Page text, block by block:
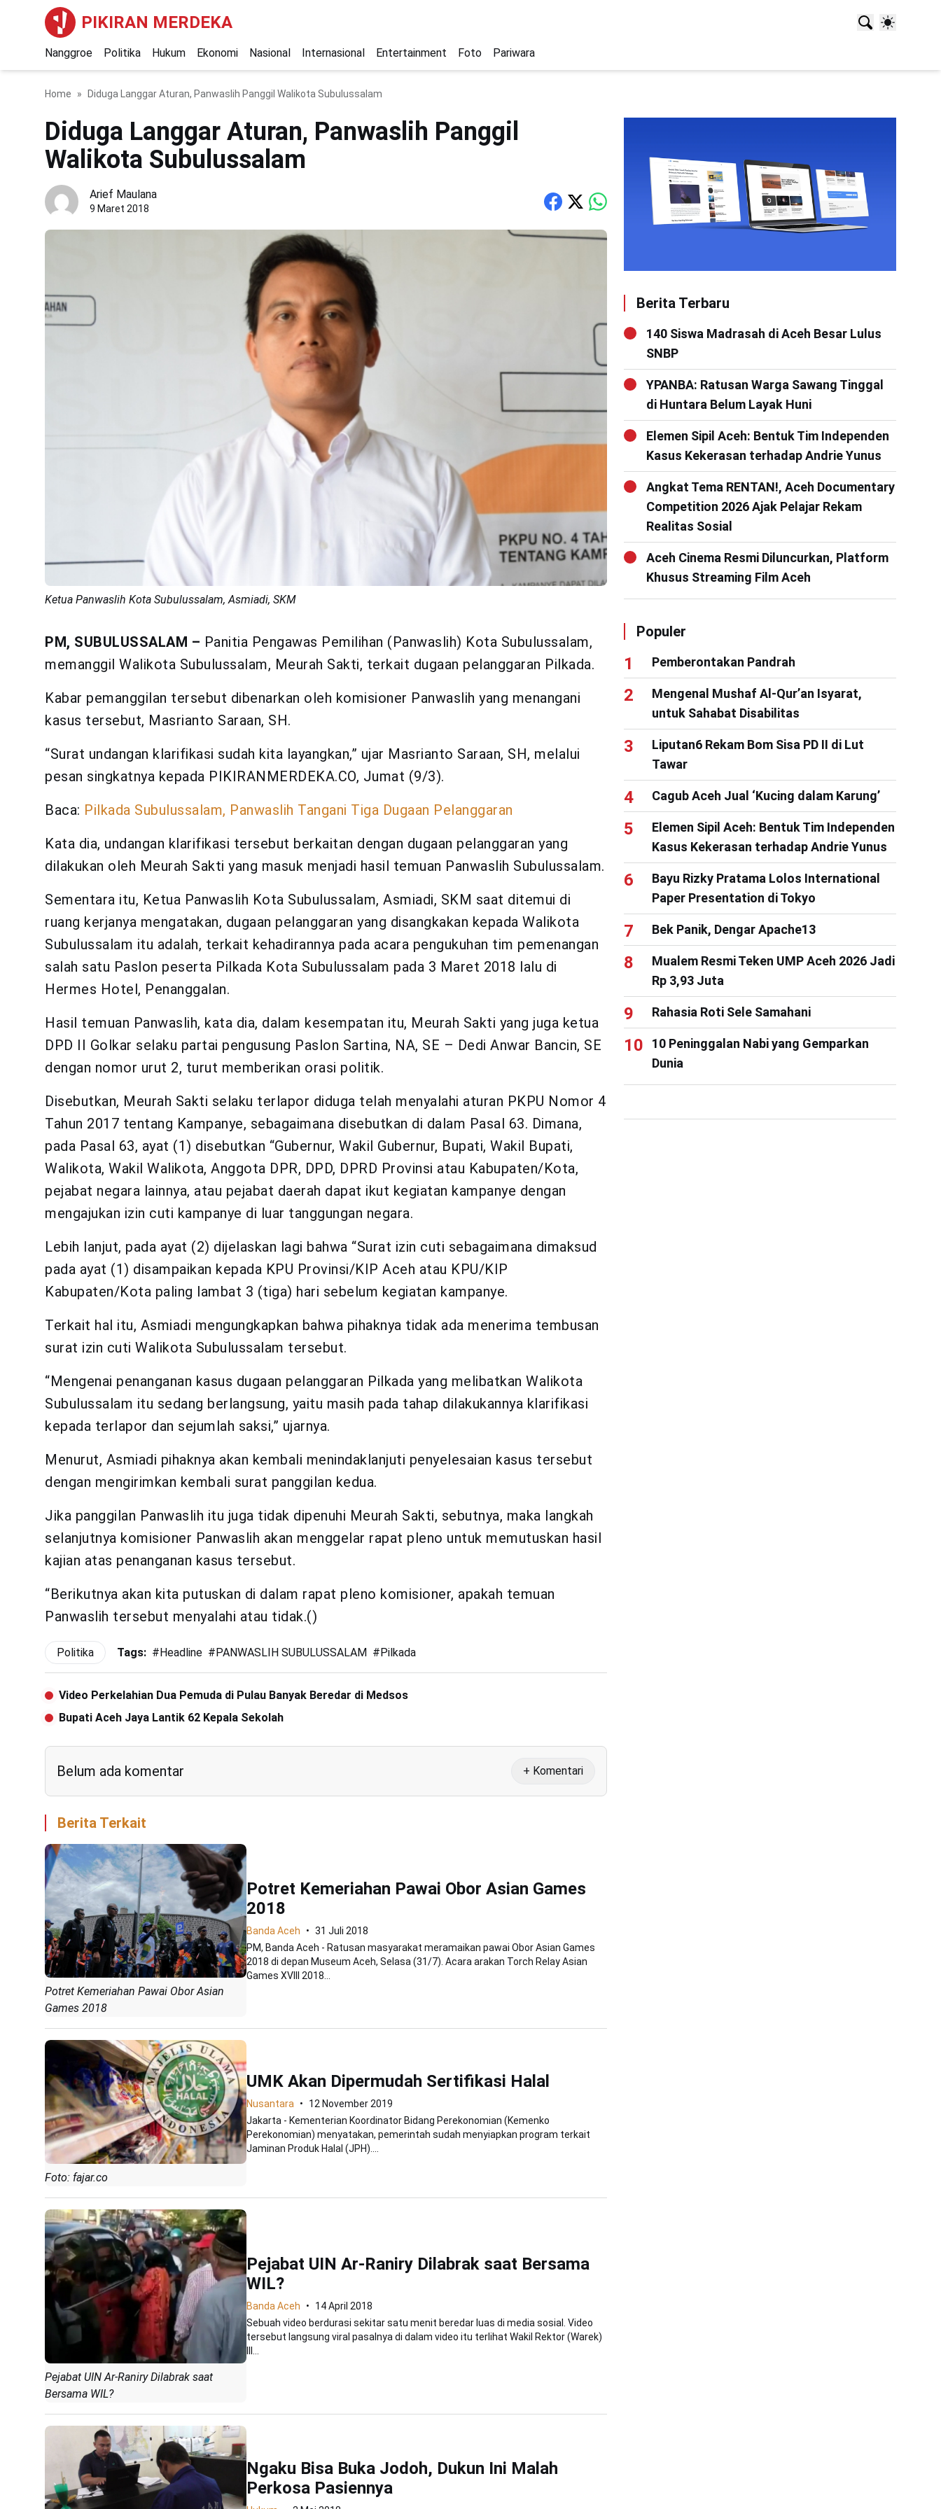
PIKIRAN MERDEKA
Nanggroe Politika Hukum Ekonomi Nasional Internasional Entertainment Foto Pariwara
Home Diduga Langgar Aturan, Panwaslih Panggil Walikota Subulussalam
Diduga Langgar Aturan, Panwaslih Panggil
Walikota Subulussalam
Arief Maulana
9 Maret 2018
Ketua Panwaslih Kota Subulussalam, Asmiadi, SKM
PM, SUBULUSSALAM – Panitia Pengawas Pemilihan (Panwaslih) Kota Subulussalam,
memanggil Walikota Subulussalam, Meurah Sakti, terkait dugaan pelanggaran Pilkada.
Kabar pemanggilan tersebut dibenarkan oleh komisioner Panwaslih yang menangani
kasus tersebut, Masrianto Saraan, SH.
“Surat undangan klarifikasi sudah kita layangkan,” ujar Masrianto Saraan, SH, melalui
pesan singkatnya kepada PIKIRANMERDEKA.CO, Jumat (9/3).
Baca: Pilkada Subulussalam, Panwaslih Tangani Tiga Dugaan Pelanggaran
Kata dia, undangan klarifikasi tersebut berkaitan dengan dugaan pelanggaran yang
dilakukan oleh Meurah Sakti yang masuk menjadi hasil temuan Panwaslih Subulussalam.
Sementara itu, Ketua Panwaslih Kota Subulussalam, Asmiadi, SKM saat ditemui di
ruang kerjanya mengatakan, dugaan pelanggaran yang disangkakan kepada Walikota
Subulussalam itu adalah, terkait kehadirannya pada acara pengukuhan tim pemenangan
salah satu Paslon peserta Pilkada Kota Subulussalam pada 3 Maret 2018 lalu di
Hermes Hotel, Penanggalan.
Hasil temuan Panwaslih, kata dia, dalam kesempatan itu, Meurah Sakti yang juga ketua
DPD II Golkar selaku partai pengusung Paslon Sartina, NA, SE – Dedi Anwar Bancin, SE
dengan nomor urut 2, turut memberikan orasi politik.
Disebutkan, Meurah Sakti selaku terlapor diduga telah menyalahi aturan PKPU Nomor 4
Tahun 2017 tentang Kampanye, sebagaimana disebutkan di dalam Pasal 63. Dimana,
pada Pasal 63, ayat (1) disebutkan “Gubernur, Wakil Gubernur, Bupati, Wakil Bupati,
Walikota, Wakil Walikota, Anggota DPR, DPD, DPRD Provinsi atau Kabupaten/Kota,
pejabat negara lainnya, atau pejabat daerah dapat ikut kegiatan kampanye dengan
mengajukan izin cuti kampanye di luar tanggungan negara.
Lebih lanjut, pada ayat (2) dijelaskan lagi bahwa “Surat izin cuti sebagaimana dimaksud
pada ayat (1) disampaikan kepada KPU Provinsi/KIP Aceh atau KPU/KIP
Kabupaten/Kota paling lambat 3 (tiga) hari sebelum kegiatan kampanye.
Terkait hal itu, Asmiadi mengungkapkan bahwa pihaknya tidak ada menerima tembusan
surat izin cuti Walikota Subulussalam tersebut.
“Mengenai penanganan kasus dugaan pelanggaran Pilkada yang melibatkan Walikota
Subulussalam itu sedang berlangsung, yaitu masih pada tahap dilakukannya klarifikasi
kepada terlapor dan sejumlah saksi,” ujarnya.
Menurut, Asmiadi pihaknya akan kembali menindaklanjuti penyelesaian kasus tersebut
dengan mengirimkan kembali surat panggilan kedua.
Jika panggilan Panwaslih itu juga tidak dipenuhi Meurah Sakti, sebutnya, maka langkah
selanjutnya komisioner Panwaslih akan menggelar rapat pleno untuk memutuskan hasil
kajian atas penanganan kasus tersebut.
“Berikutnya akan kita putuskan di dalam rapat pleno komisioner, apakah temuan
Panwaslih tersebut menyalahi atau tidak.()
Politika Tags: # Headline # PANWASLIH SUBULUSSALAM # Pilkada
Video Perkelahian Dua Pemuda di Pulau Banyak Beredar di Medsos
Bupati Aceh Jaya Lantik 62 Kepala Sekolah
Belum ada komentar + Komentari
Berita Terkait
Potret Kemeriahan Pawai Obor Asian
Games 2018
Potret Kemeriahan Pawai Obor Asian Games
2018
Banda Aceh
31 Juli 2018
PM, Banda Aceh - Ratusan masyarakat meramaikan pawai Obor Asian Games
2018 di depan Museum Aceh, Selasa (31/7). Acara arakan Torch Relay Asian
Games XVIII 2018...
Foto: fajar.co
UMK Akan Dipermudah Sertifikasi Halal
Nusantara
12 November 2019
Jakarta - Kementerian Koordinator Bidang Perekonomian (Kemenko
Perekonomian) menyatakan, pemerintah sudah menyiapkan program terkait
Jaminan Produk Halal (JPH)....
Pejabat UIN Ar-Raniry Dilabrak saat
Bersama WIL?
Pejabat UIN Ar-Raniry Dilabrak saat Bersama
WIL?
Banda Aceh
14 April 2018
Sebuah video berdurasi sekitar satu menit beredar luas di media sosial. Video
tersebut langsung viral pasalnya di dalam video itu terlihat Wakil Rektor (Warek)
Ngaku Bisa Buka Jodoh, Dukun Ini Malah
Perkosa Pasiennya
Berita Terbaru
140 Siswa Madrasah di Aceh Besar Lulus
SNBP
YPANBA: Ratusan Warga Sawang Tinggal
di Huntara Belum Layak Huni
Elemen Sipil Aceh: Bentuk Tim Independen
Kasus Kekerasan terhadap Andrie Yunus
Angkat Tema RENTAN!, Aceh Documentary
Competition 2026 Ajak Pelajar Rekam
Realitas Sosial
Aceh Cinema Resmi Diluncurkan, Platform
Khusus Streaming Film Aceh
Populer
Pemberontakan Pandrah
Mengenal Mushaf Al-Qur’an Isyarat,
untuk Sahabat Disabilitas
Liputan6 Rekam Bom Sisa PD II di Lut
Tawar
Cagub Aceh Jual ‘Kucing dalam Karung’
Elemen Sipil Aceh: Bentuk Tim Independen
Kasus Kekerasan terhadap Andrie Yunus
Bayu Rizky Pratama Lolos International
Paper Presentation di Tokyo
Bek Panik, Dengar Apache13
Mualem Resmi Teken UMP Aceh 2026 Jadi
Rp 3,93 Juta
Rahasia Roti Sele Samahani
10 Peninggalan Nabi yang Gemparkan
Dunia